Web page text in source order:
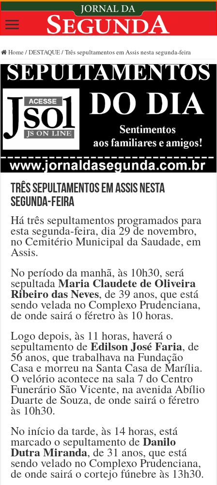
Home /DESTAQUE/Três sepultamentos em Assis nesta segunda-feira
Três sepultamentos em Assis nesta
segunda-feira
Há três sepultamentos programados para
esta segunda-feira, dia 29 de novembro,
no Cemitério Municipal da Saudade, em
Assis.
No período da manhã, às 10h30, será
sepultadaMaria Claudete de Oliveira
Ribeiro das Neves, de 39 anos, que está
sendo velada no Complexo Prudenciana,
de onde sairá o féretro às 10 horas.
Logo depois, às 11 horas, haverá o
sepultamento deEdilson José Faria, de
56 anos, que trabalhava na Fundação
Casa e morreu na Santa Casa de Marília.
O velório acontece na sala 7 do Centro
Funerário São Vicente, na avenida Abílio
Duarte de Souza, de onde sairá o féretro
às 10h30.
No início da tarde, às 14 horas, está
marcado o sepultamento deDanilo
Dutra Miranda, de 31 anos, que está
sendo velado no Complexo Prudenciana,
de onde sairá o cortejo fúnebre às 13h30.